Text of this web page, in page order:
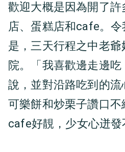
歡迎大概是因為開了
店、蛋糕店和cafe。
是，三天行程之中老
院。「我喜歡邊走邊
說，並對沿路吃到的
可樂餅和炒栗子讚口
cafe好靚，少女心迸發